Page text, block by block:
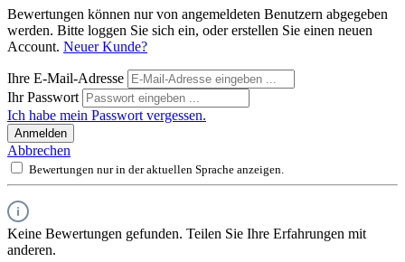
Bewertungen können nur von angemeldeten Benutzern abgegeben
werden. Bitte loggen Sie sich ein, oder erstellen Sie einen neuen
Account. Neuer Kunde?
Ihre E-Mail-Adresse
Ihr Passwort
Ich habe mein Passwort vergessen.
Anmelden
Abbrechen
Bewertungen nur in der aktuellen Sprache anzeigen.
Keine Bewertungen gefunden. Teilen Sie Ihre Erfahrungen mit
anderen.